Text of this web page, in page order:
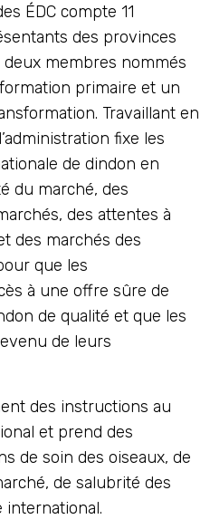
ÉDC compte 11
des provinces
membres nommés
primaire et un
Travaillant en
fixe les
de dindon en
du marché, des
des attentes à
des marchés des
que les
à une offre sûre de
de qualité et que les
de leurs
des instructions au
et prend des
de soin des oiseaux, de
de salubrité des
international.